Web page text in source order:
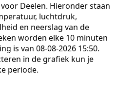
Deelen. Hieronder staan
luchtdruk,
en neerslag van de
worden elke 10 minuten
is van 08-08-2026 15:50.
in de grafiek kun je
periode.